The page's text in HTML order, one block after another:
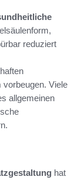
reduziert
vorbeugen. Viele
allgemeinen
hat